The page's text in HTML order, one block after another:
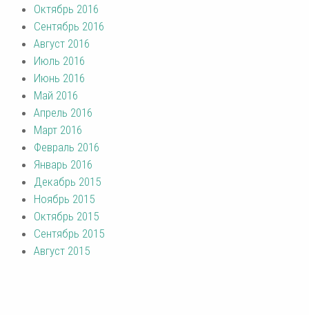
Октябрь 2016
Сентябрь 2016
Август 2016
Июль 2016
Июнь 2016
Май 2016
Апрель 2016
Март 2016
Февраль 2016
Январь 2016
Декабрь 2015
Ноябрь 2015
Октябрь 2015
Сентябрь 2015
Август 2015